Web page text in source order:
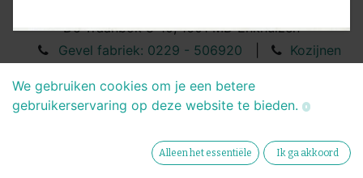
De Traanbok 8-10, 1601 MD Enkhuizen
Gevel fabriek: 0229 - 506920
Kozijnen
info@betergevel.nl
Copyright © BeterGevel
We gebruiken cookies om je een betere
gebruikerservaring op deze website te bieden.
Alleen het essentiële Ik ga akkoord